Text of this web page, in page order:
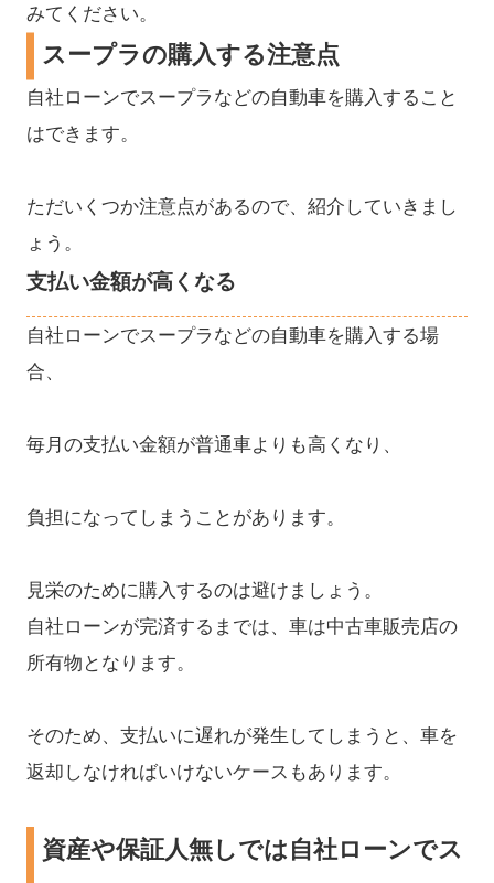
みてください。
スープラの購入する注意点
自社ローンでスープラなどの自動車を購入すること
はできます。
ただいくつか注意点があるので、紹介していきまし
ょう。
支払い金額が高くなる
自社ローンでスープラなどの自動車を購入する場
合、
毎月の支払い金額が普通車よりも高くなり、
負担になってしまうことがあります。
見栄のために購入するのは避けましょう。
自社ローンが完済するまでは、車は中古車販売店の
所有物となります。
そのため、支払いに遅れが発生してしまうと、車を
返却しなければいけないケースもあります。
資産や保証人無しでは自社ローンでス